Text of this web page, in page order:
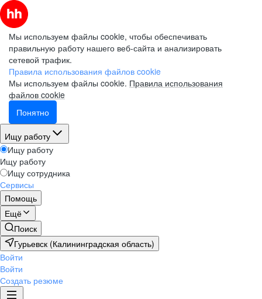
Мы используем файлы cookie, чтобы обеспечивать
правильную работу нашего веб-сайта и анализировать
сетевой трафик.
Правила использования файлов cookie
Мы используем файлы cookie. Правила использования
файлов cookie
Понятно
Ищу работу
Ищу работу
Ищу работу
Ищу сотрудника
Сервисы
Помощь
Ещё
Поиск
Гурьевск (Калининградская область)
Войти
Войти
Создать резюме